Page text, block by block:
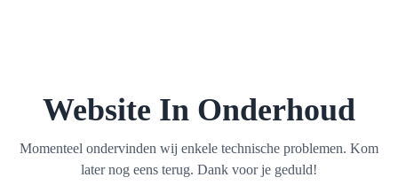
Website In Onderhoud
Momenteel ondervinden wij enkele technische problemen. Kom
later nog eens terug. Dank voor je geduld!